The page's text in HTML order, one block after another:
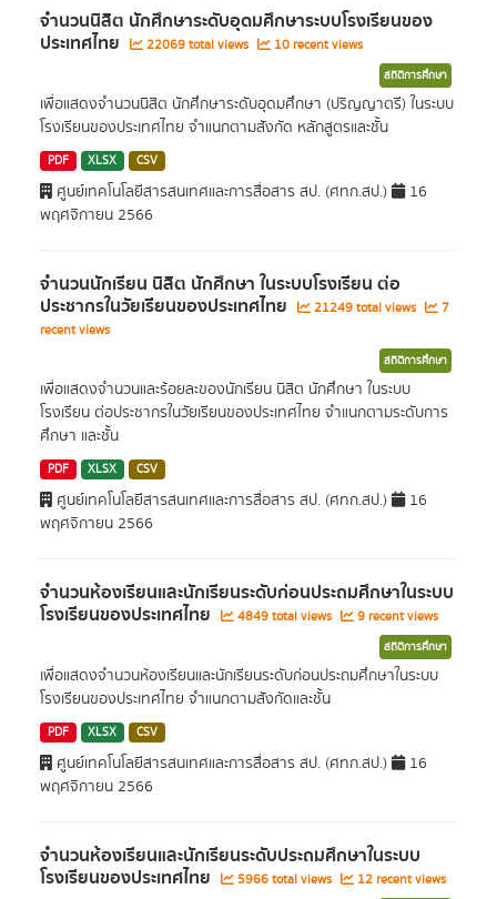
จำนวนนิสิต นักศึกษาระดับอุดมศึกษาระบบโรงเรียนของ
ประเทศไทย 22069 total views 10 recent views
สถิติการศึกษา
เพื่อแสดงจำนวนนิสิต นักศึกษาระดับอุดมศึกษา (ปริญญาตรี) ในระบบ
โรงเรียนของประเทศไทย จำแนกตามสังกัด หลักสูตรและชั้น
PDF XLSX CSV
ศูนย์เทคโนโลยีสารสนเทศและการสื่อสาร สป. (ศทก.สป.)
16
พฤศจิกายน 2566
จำนวนนักเรียน นิสิต นักศึกษา ในระบบโรงเรียน ต่อ
ประชากรในวัยเรียนของประเทศไทย 21249 total views
7
recent views
สถิติการศึกษา
เพื่อแสดงจำนวนและร้อยละของนักเรียน นิสิต นักศึกษา ในระบบ
โรงเรียน ต่อประชากรในวัยเรียนของประเทศไทย จำแนกตามระดับการ
ศึกษา และชั้น
PDF XLSX CSV
ศูนย์เทคโนโลยีสารสนเทศและการสื่อสาร สป. (ศทก.สป.)
16
พฤศจิกายน 2566
จำนวนห้องเรียนและนักเรียนระดับก่อนประถมศึกษาในระบบ
โรงเรียนของประเทศไทย 4849 total views 9 recent views
สถิติการศึกษา
เพื่อแสดงจำนวนห้องเรียนและนักเรียนระดับก่อนประถมศึกษาในระบบ
โรงเรียนของประเทศไทย จำแนกตามสังกัดและชั้น
PDF XLSX CSV
ศูนย์เทคโนโลยีสารสนเทศและการสื่อสาร สป. (ศทก.สป.)
16
พฤศจิกายน 2566
จำนวนห้องเรียนและนักเรียนระดับประถมศึกษาในระบบ
โรงเรียนของประเทศไทย 5966 total views 12 recent views